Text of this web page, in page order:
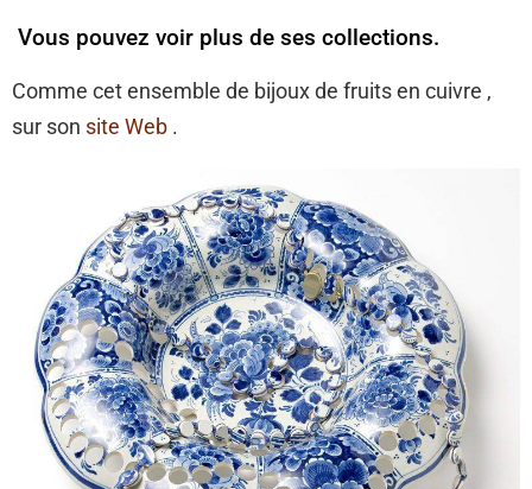
Vous pouvez voir plus de ses collections.
Comme cet ensemble de bijoux de fruits en cuivre ,
sur son site Web .